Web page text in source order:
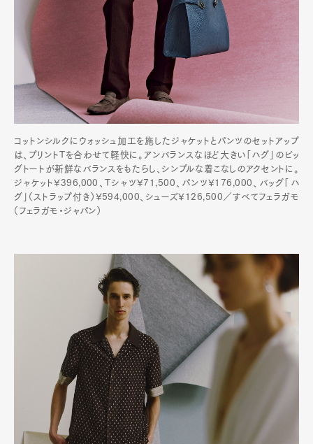
コットンシルクにウォッシュ加工を施したジャケットとパンツのセットアップ
は、プリントTを合わせて軽快に。アンバランスなほど大きい「ハグ」のビッ
グトートが新鮮なバランスをもたらし、シンプルな着こなしのアクセントに。
ジャケット¥396,000、Tシャツ¥71,500、パンツ¥176,000、バッグ「ハ
グ」（ストラップ付き）¥594,000、シューズ¥126,500／すべてフェラガモ
（フェラガモ・ジャパン）